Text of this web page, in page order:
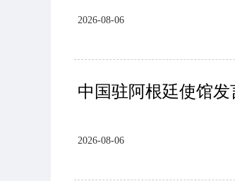
2026-08-06
中国驻阿根廷使馆
2026-08-06